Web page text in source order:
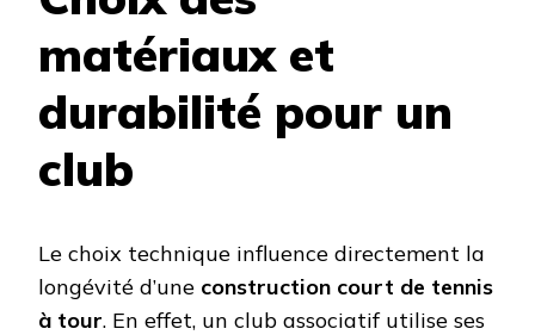
matériaux et
durabilité pour un
club
Le choix technique influence directement la
longévité d’une construction court de tennis
à tour. En effet, un club associatif utilise ses